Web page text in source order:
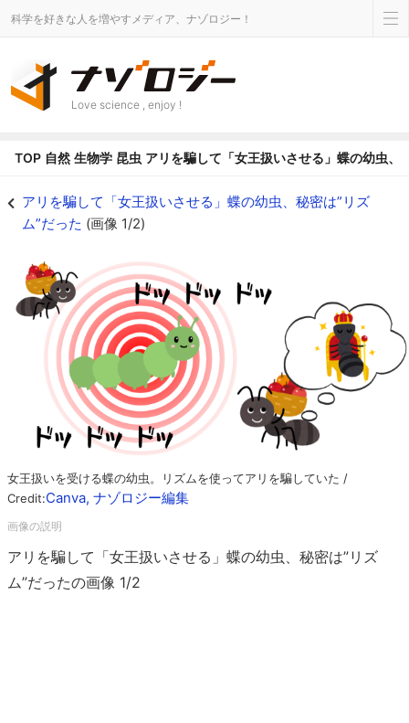
科学を好きな人を増やすメディア、ナゾロジー！
Love science , enjoy !
TOP 自然 生物学 昆虫 アリを騙して「女王扱いさせる」蝶の幼虫、
アリを騙して「女王扱いさせる」蝶の幼虫、秘密は”リズ
ム”だった (画像 1/2)
女王扱いを受ける蝶の幼虫。リズムを使ってアリを騙していた /
Credit:Canva, ナゾロジー編集
アリを騙して「女王扱いさせる」蝶の幼虫、秘密は”リズ
ム”だったの画像 1/2